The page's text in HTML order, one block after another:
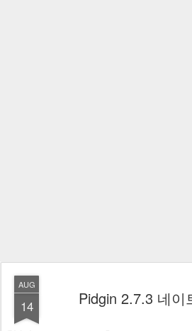
AUG
14 Pidgin 2.7.3 네이